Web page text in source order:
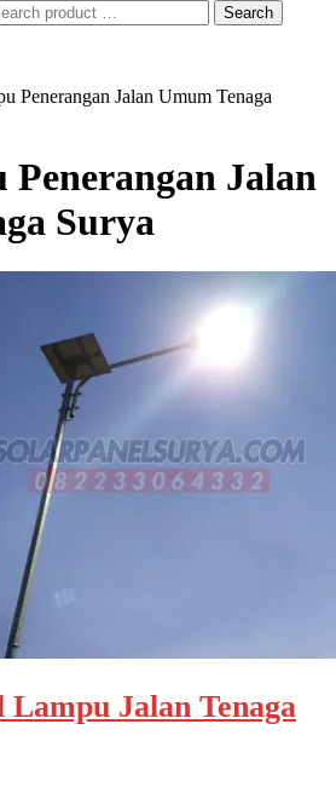
Penerangan Jalan Umum Tenaga
Penerangan Jalan
Surya
Jalan Tenaga